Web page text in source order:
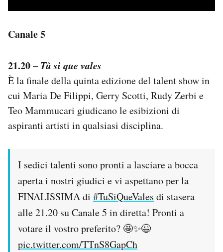
Canale 5
21.20 – Tù sì que vales
È la finale della quinta edizione del talent show in
cui Maria De Filippi, Gerry Scotti, Rudy Zerbi e
Teo Mammucari giudicano le esibizioni di
aspiranti artisti in qualsiasi disciplina.
I sedici talenti sono pronti a lasciare a bocca
aperta i nostri giudici e vi aspettano per la
FINALISSIMA di #TuSiQueVales di stasera
alle 21.20 su Canale 5 in diretta! Pronti a
votare il vostro preferito? 🤩✨😉
pic.twitter.com/TTnS8GapCh